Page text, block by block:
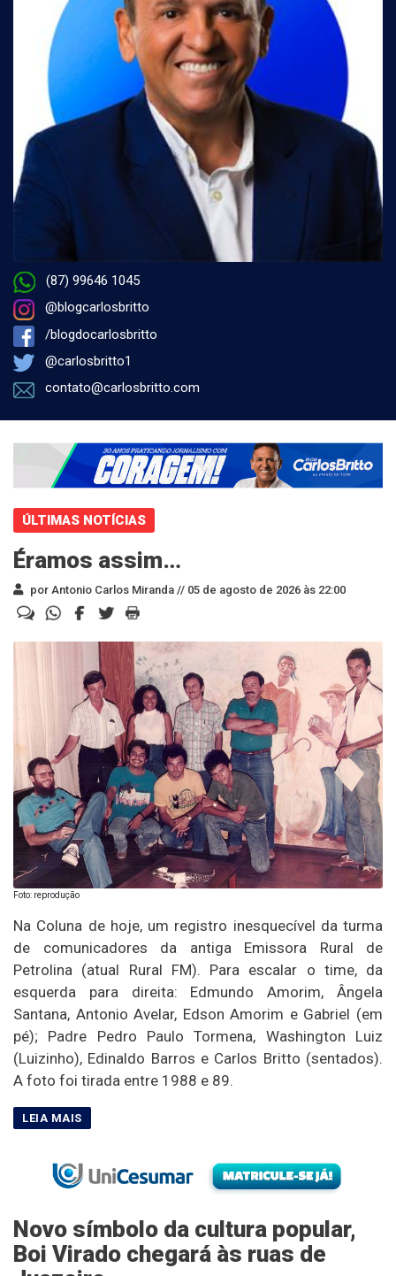
(87) 99646 1045
@blogcarlosbritto
/blogdocarlosbritto
@carlosbritto1
contato@carlosbritto.com
ÚLTIMAS NOTÍCIAS
Éramos assim…
por Antonio Carlos Miranda // 05 de agosto de 2026 às 22:00
Foto: reprodução
Na Coluna de hoje, um registro inesquecível da turma
de comunicadores da antiga Emissora Rural de
Petrolina (atual Rural FM). Para escalar o time, da
esquerda para direita: Edmundo Amorim, Ângela
Santana, Antonio Avelar, Edson Amorim e Gabriel (em
pé); Padre Pedro Paulo Tormena, Washington Luiz
(Luizinho), Edinaldo Barros e Carlos Britto (sentados).
A foto foi tirada entre 1988 e 89.
Novo símbolo da cultura popular,
Boi Virado chegará às ruas de